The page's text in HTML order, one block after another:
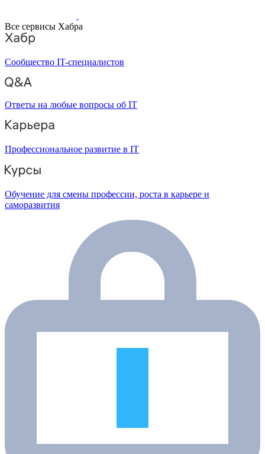
Все сервисы Хабра
Сообщество IT-специалистов
Ответы на любые вопросы об IT
Профессиональное развитие в IT
Обучение для смены профессии, роста в карьере и
саморазвития